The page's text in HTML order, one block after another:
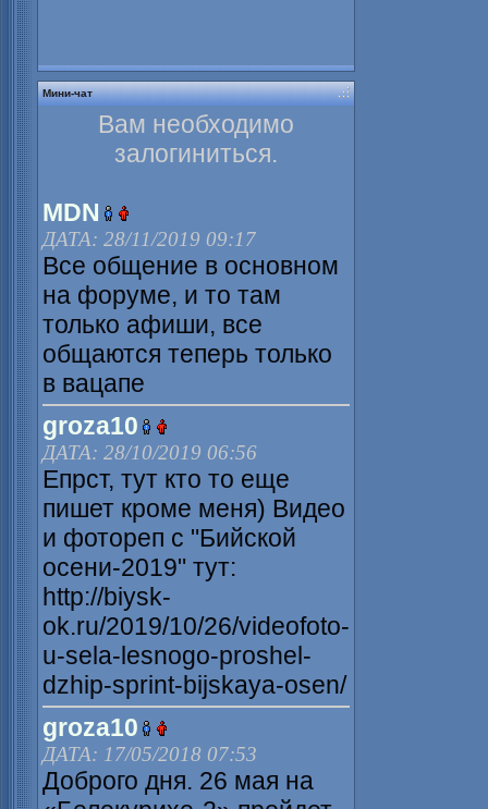
Мини-чат
Вам необходимо
залогиниться.
MDN
ДАТА: 28/11/2019 09:17
Все общение в основном
на форуме, и то там
только афиши, все
общаются теперь только
в вацапе
groza10
ДАТА: 28/10/2019 06:56
Епрст, тут кто то еще
пишет кроме меня) Видео
и фотореп с "Бийской
осени-2019" тут:
http://biysk-
ok.ru/2019/10/26/videofoto-
u-sela-lesnogo-proshel-
dzhip-sprint-bijskaya-osen/
groza10
ДАТА: 17/05/2018 07:53
Доброго дня. 26 мая на